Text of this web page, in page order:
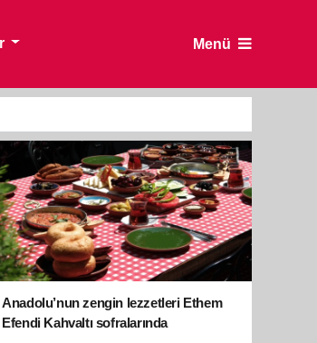
Menü
Anadolu’nun zengin lezzetleri Ethem
Efendi Kahvaltı sofralarında